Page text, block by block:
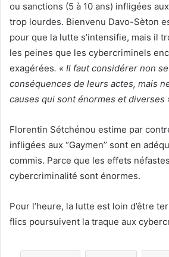
ou sanctions (5 à 10 ans) infligées
trop lourdes. Bienvenu Davo-Sèton
pour que la lutte s’intensifie, mais il
les peines que les cybercriminels
exagérées. « Il faut considérer non
conséquences de leurs actes, mais
causes qui sont énormes et diverses
Florentin Sétchénou estime par
infligées aux ‘’Gaymen’’ sont en
commis. Parce que les effets
cybercriminalité sont énormes.
Pour l’heure, la lutte est loin d’être
flics poursuivent la traque aux